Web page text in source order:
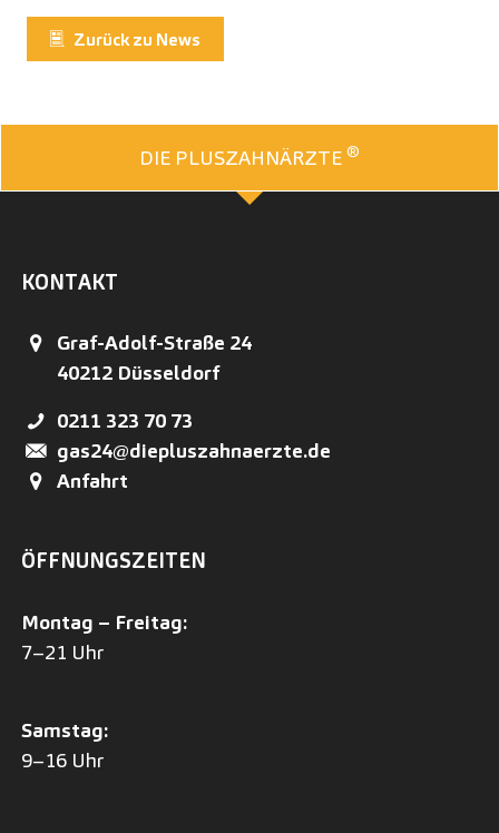
Zurück zu News
DIE PLUSZAHNÄRZTE ®
KONTAKT
Graf-Adolf-Straße 24
40212 Düsseldorf
0211 323 70 73
gas24@diepluszahnaerzte.de
Anfahrt
ÖFFNUNGSZEITEN
Montag – Freitag:
7–21 Uhr
Samstag:
9–16 Uhr